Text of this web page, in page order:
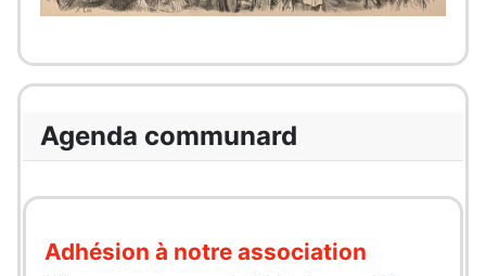
Agenda communard
Adhésion à notre association